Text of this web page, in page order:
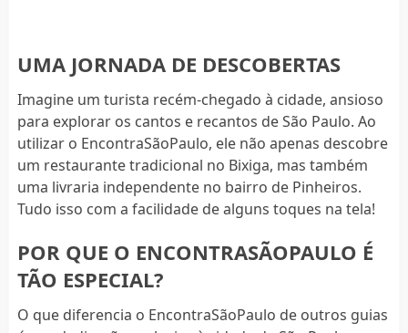
UMA JORNADA DE DESCOBERTAS
Imagine um turista recém-chegado à cidade, ansioso
para explorar os cantos e recantos de São Paulo. Ao
utilizar o EncontraSãoPaulo, ele não apenas descobre
um restaurante tradicional no Bixiga, mas também
uma livraria independente no bairro de Pinheiros.
Tudo isso com a facilidade de alguns toques na tela!
POR QUE O ENCONTRASÃOPAULO É
TÃO ESPECIAL?
O que diferencia o EncontraSãoPaulo de outros guias